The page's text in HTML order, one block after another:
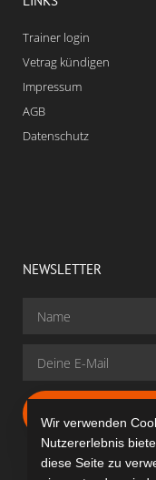
Trainer login
Vetrag kündigen
Impressum
AGB
Datenschutz
NEWSLETTER
Wir verwenden
Nutzererlebnis
diese Seite zu